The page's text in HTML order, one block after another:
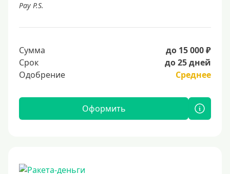
Pay P.S.
Сумма
до 15 000 ₽
Срок
до 25 дней
Одобрение
Среднее
Оформить